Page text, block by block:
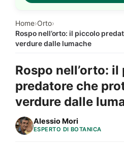
Home›Orto›
Rospo nell’orto: il piccolo
verdure dalle lumache
Rospo nell’orto:
predatore che
verdure dalle
Alessio Mori
ESPERTO DI BOTANICA